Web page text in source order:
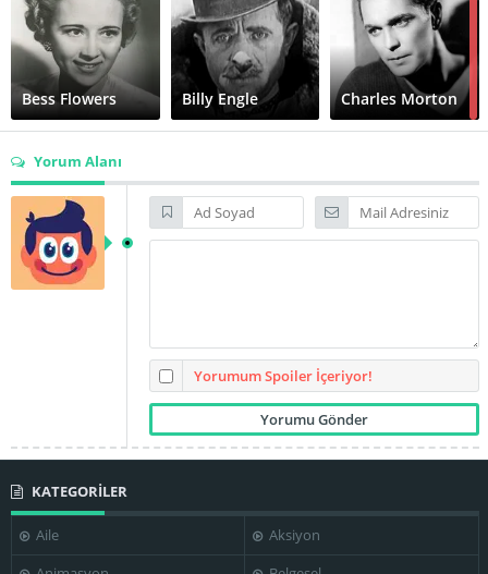
Bess Flowers Billy Engle Charles Morton
Danny Dayton Donald Kerr Earle Hodgins
Frank Sinatra Franklyn Farnum
George E. Stone
Yorum Alanı
Yorumum Spoiler İçeriyor!
KATEGORİLER
Aile
Aksiyon